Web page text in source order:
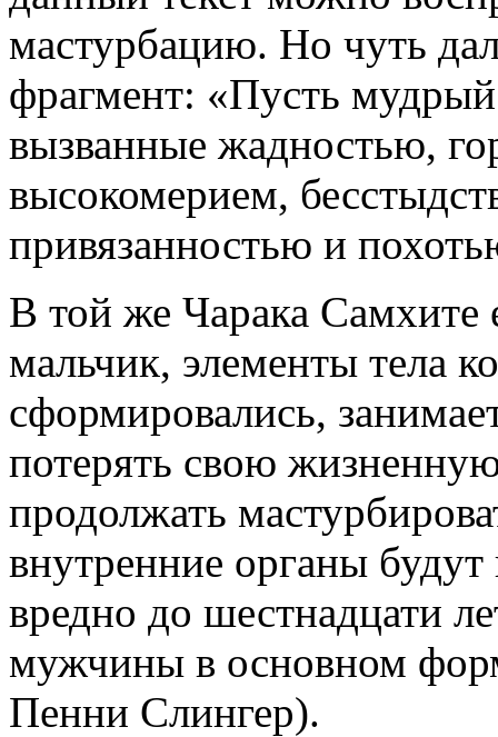
мастурбацию. Но чуть
фрагмент: «Пусть
вызванные жадностью,
высокомерием,
привязанностью и
В той же Чарака Самхите
мальчик, элементы тела
сформировались,
потерять свою
продолжать
внутренние органы
вредно до шестнадцати
мужчины в основном
Пенни Слингер).